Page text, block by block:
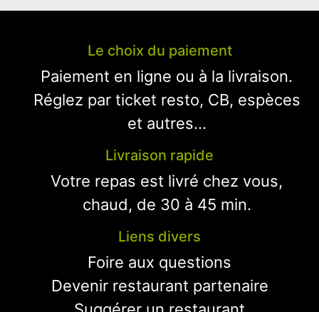
Le choix du paiement
Paiement en ligne ou à la livraison.
Réglez par ticket resto, CB, espèces
et autres...
Livraison rapide
Votre repas est livré chez vous,
chaud, de 30 à 45 min.
Liens divers
Foire aux questions
Devenir restaurant partenaire